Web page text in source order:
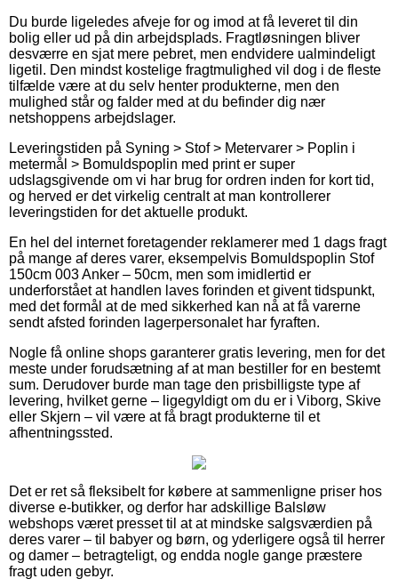
Du burde ligeledes afveje for og imod at få leveret til din
bolig eller ud på din arbejdsplads. Fragtløsningen bliver
desværre en sjat mere pebret, men endvidere ualmindeligt
ligetil. Den mindst kostelige fragtmulighed vil dog i de fleste
tilfælde være at du selv henter produkterne, men den
mulighed står og falder med at du befinder dig nær
netshoppens arbejdslager.
Leveringstiden på Syning > Stof > Metervarer > Poplin i
metermål > Bomuldspoplin med print er super
udslagsgivende om vi har brug for ordren inden for kort tid,
og herved er det virkelig centralt at man kontrollerer
leveringstiden for det aktuelle produkt.
En hel del internet foretagender reklamerer med 1 dags fragt
på mange af deres varer, eksempelvis Bomuldspoplin Stof
150cm 003 Anker – 50cm, men som imidlertid er
underforstået at handlen laves forinden et givent tidspunkt,
med det formål at de med sikkerhed kan nå at få varerne
sendt afsted forinden lagerpersonalet har fyraften.
Nogle få online shops garanterer gratis levering, men for det
meste under forudsætning af at man bestiller for en bestemt
sum. Derudover burde man tage den prisbilligste type af
levering, hvilket gerne – ligegyldigt om du er i Viborg, Skive
eller Skjern – vil være at få bragt produkterne til et
afhentningssted.
Det er ret så fleksibelt for købere at sammenligne priser hos
diverse e-butikker, og derfor har adskillige Balsløw
webshops været presset til at at mindske salgsværdien på
deres varer – til babyer og børn, og yderligere også til herrer
og damer – betragteligt, og endda nogle gange præstere
fragt uden gebyr.